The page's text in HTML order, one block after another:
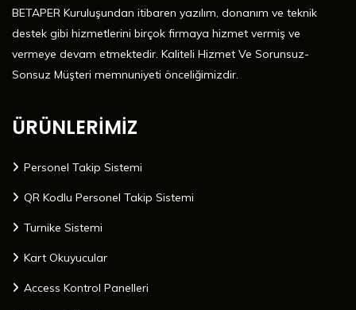
BETAPER Kuruluşundan itibaren yazılım, donanım ve teknik
destek gibi hizmetlerini birçok firmaya hizmet vermiş ve
vermeye devam etmektedir. Kaliteli Hizmet Ve Sorunsuz-
Sonsuz Müşteri memnuniyeti önceliğimizdir.
ÜRÜNLERİMİZ
Personel Takip Sistemi
QR Kodlu Personel Takip Sistemi
Turnike Sistemi
Kart Okuyucular
Access Kontrol Panelleri